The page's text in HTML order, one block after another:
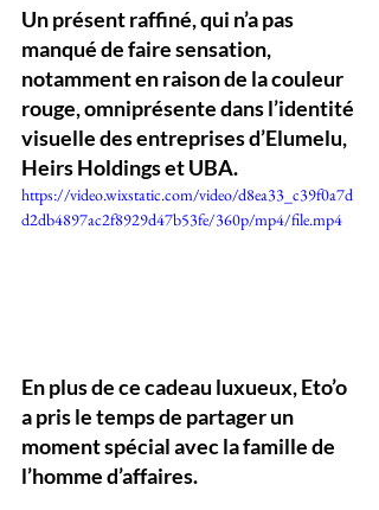
Un présent raffiné, qui n’a pas
manqué de faire sensation,
notamment en raison de la couleur
rouge, omniprésente dans l’identité
visuelle des entreprises d’Elumelu,
Heirs Holdings et UBA.
https://video.wixstatic.com/video/d8ea33_c39f0a7d
d2db4897ac2f8929d47b53fe/360p/mp4/file.mp4
En plus de ce cadeau luxueux, Eto’o
a pris le temps de partager un
moment spécial avec la famille de
l’homme d’affaires.